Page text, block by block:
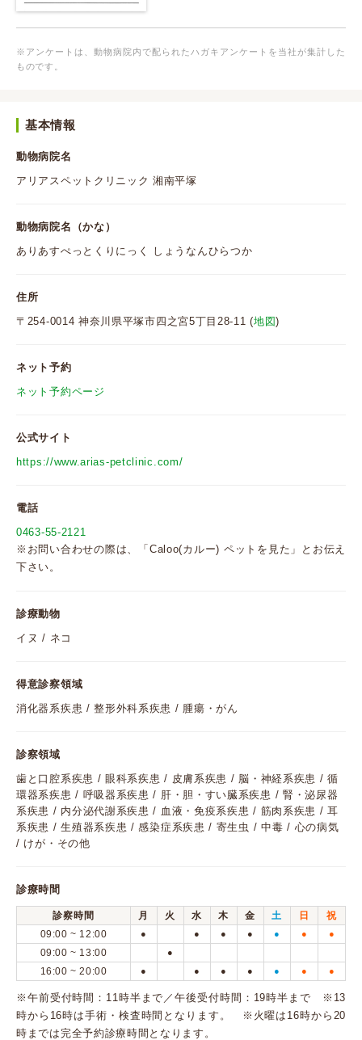
※アンケートは、動物病院内で配られたハガキアンケートを当社が集計した
ものです。
基本情報
動物病院名
アリアスペットクリニック 湘南平塚
動物病院名（かな）
ありあすぺっとくりにっく しょうなんひらつか
住所
〒254-0014 神奈川県平塚市四之宮5丁目28-11 (地図)
ネット予約
ネット予約ページ
公式サイト
https://www.arias-petclinic.com/
電話
0463-55-2121
※お問い合わせの際は、「Caloo(カルー) ペットを見た」とお伝え
下さい。
診療動物
イヌ / ネコ
得意診察領域
消化器系疾患 / 整形外科系疾患 / 腫瘍・がん
診察領域
歯と口腔系疾患 / 眼科系疾患 / 皮膚系疾患 / 脳・神経系疾患 / 循
環器系疾患 / 呼吸器系疾患 / 肝・胆・すい臓系疾患 / 腎・泌尿器
系疾患 / 内分泌代謝系疾患 / 血液・免疫系疾患 / 筋肉系疾患 / 耳
系疾患 / 生殖器系疾患 / 感染症系疾患 / 寄生虫 / 中毒 / 心の病気
/ けが・その他
診療時間
診察時間 月 火 水 木 金 土 日
祝
09:00 ~ 12:00
● ● ● ● ● ● ●
09:00 ~ 13:00 ●
16:00 ~ 20:00 ● ● ● ● ● ● ●
※午前受付時間：11時半まで／午後受付時間：19時半まで ※13
時から16時は手術・検査時間となります。 ※火曜は16時から20
時までは完全予約診療時間となります。